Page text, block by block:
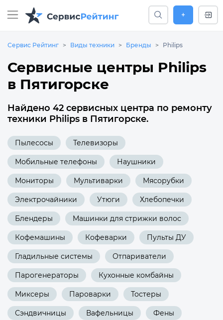
+
Сервис Рейтинг Виды техники Бренды Philips
Сервисные центры Philips
в Пятигорске
Найдено 42 сервисных центра по ремонту
техники Philips в Пятигорске.
Пылесосы Телевизоры
Мобильные телефоны Наушники
Мониторы Мультиварки Мясорубки
Электрочайники Утюги Хлебопечки
Блендеры Машинки для стрижки волос
Кофемашины Кофеварки Пульты ДУ
Гладильные системы Отпариватели
Парогенераторы Кухонные комбайны
Миксеры Пароварки Тостеры
Сэндвичницы Вафельницы Фены